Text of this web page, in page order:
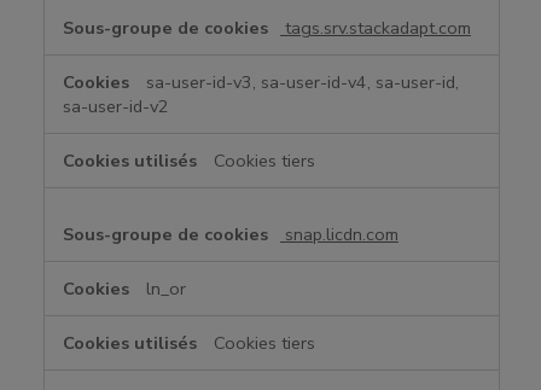
tags.srv.stackadapt.com
sa-user-id-v3, sa-user-id-v4, sa-user-id,
sa-user-id-v2
Cookies tiers
snap.licdn.com
ln_or
Cookies tiers